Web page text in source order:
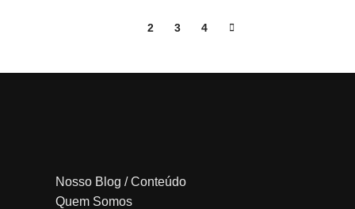
2 3 4
Nosso Blog / Conteúdo
Quem Somos